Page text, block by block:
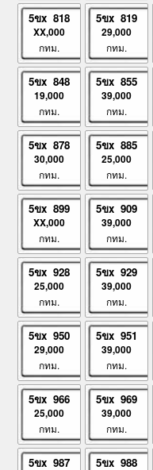
5ขx 818
XX,000
กทม.
5ขx 819
29,000
กทม.
5ขx 848
19,000
กทม.
5ขx 855
39,000
กทม.
5ขx 878
30,000
กทม.
5ขx 885
25,000
กทม.
5ขx 899
XX,000
กทม.
5ขx 909
39,000
กทม.
5ขx 928
25,000
กทม.
5ขx 929
39,000
กทม.
5ขx 950
29,000
กทม.
5ขx 951
39,000
กทม.
5ขx 966
25,000
กทม.
5ขx 969
39,000
กทม.
5ขx 987 5ขx 988